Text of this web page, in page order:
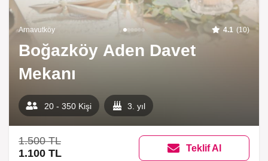
Arnavutköy 4.1 (10)
Boğazköy Aden Davet
Mekanı
20 - 350 Kişi 3. yıl
1.500 TL
1.100 TL
Teklif Al